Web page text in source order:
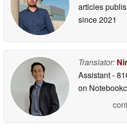
articles
since 2021
Translator:
Assistant-
on